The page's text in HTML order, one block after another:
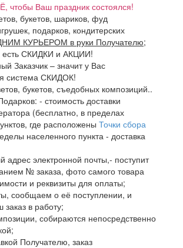
чтобы Ваш праздник состоялся!
букетов, шариков, фуд
подарков, кондитерских
КУРЬЕРОМ в руки Получателю;
есть СКИДКИ и АКЦИИ!
Заказчик – значит у Вас
система СКИДОК!
букетов, съедобных композиций..
- стоимость доставки
(бесплатно, в пределах
где расположены Точки сбора
населенного пункта - доставка
адрес электронной почты,- поступит
№ заказа, фото самого товара
и реквизиты для оплаты;
сообщаем о её поступлении, и
в работу;
собираются непосредственно
Получателю, заказ